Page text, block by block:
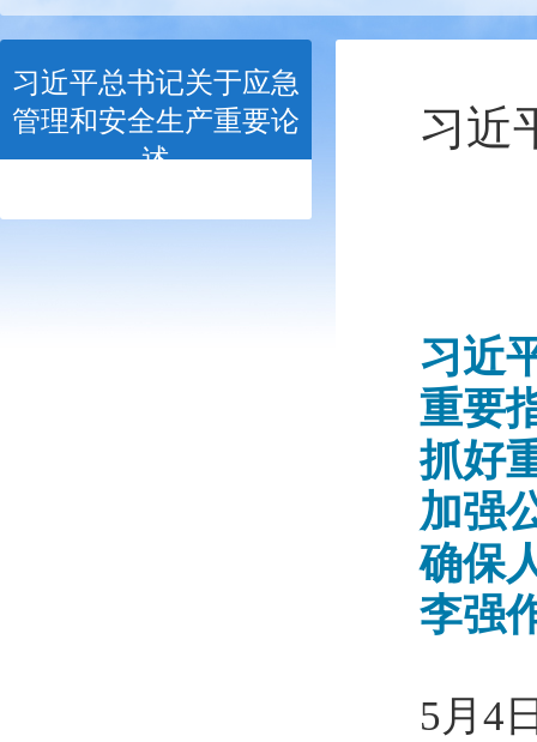
习近平总书记关于应急
管理和安全生产重要论
述
习近
习近
重要
抓好
加强
确保
李强
5月4